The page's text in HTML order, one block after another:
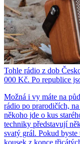
Tohle rádio z dob
000 Kč. Po republice
Možná i vy máte na
rádio po prarodičích,
někoho jde o kus
techniky představují
svatý grál. Pokud
kousek z konce